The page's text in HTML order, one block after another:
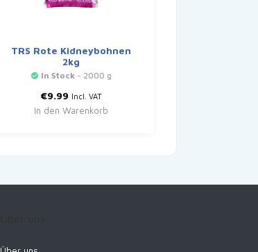
TRS Rote Kidneybohnen
2kg
In Stock - 2000 g
€9.99 Incl. VAT
In den Warenkorb